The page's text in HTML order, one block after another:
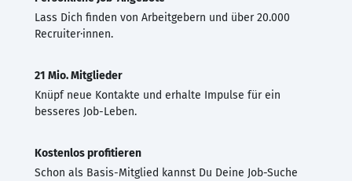
Lass Dich finden von Arbeitgebern und über 20.000
Recruiter·innen.
21 Mio. Mitglieder
Knüpf neue Kontakte und erhalte Impulse für ein
besseres Job-Leben.
Kostenlos profitieren
Schon als Basis-Mitglied kannst Du Deine Job-Suche